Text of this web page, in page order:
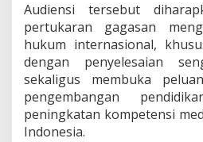
u
K
a
p
a
s
Audiensi tersebut
pertukaran gagasan
hukum internasional,
dengan penyelesaian
sekaligus membuka
pengembangan
peningkatan kompetensi
Indonesia.